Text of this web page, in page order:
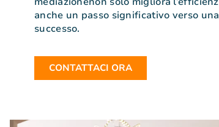
anche un passo significativo verso
successo.
CONTATTACI ORA